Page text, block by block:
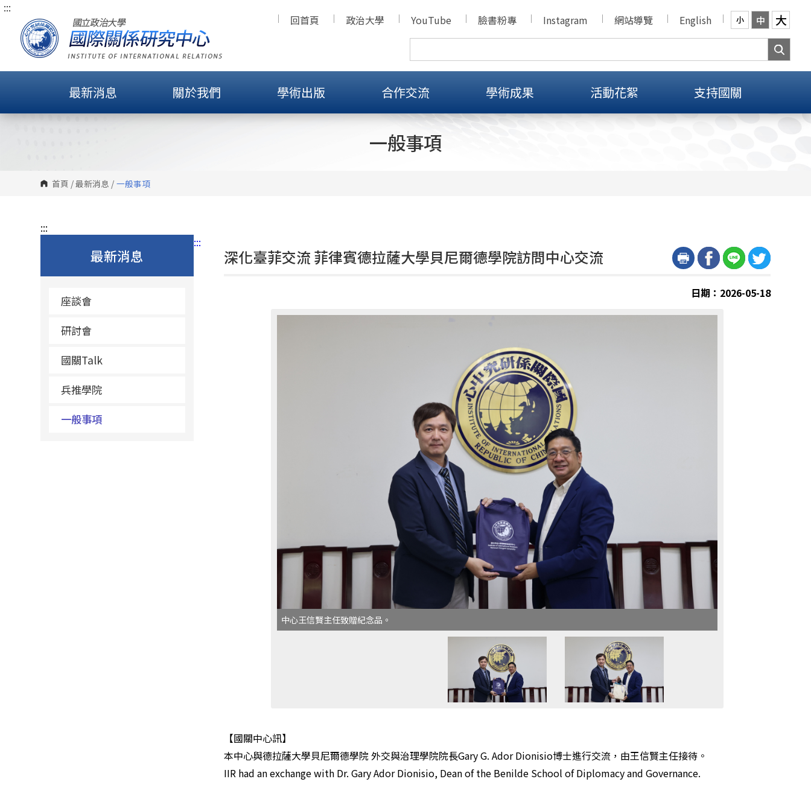
跳
內
塊
:::
回首頁
政治大學 YouTube 臉書粉專 Instagram 網站導覽 English 小 中 大
最新消息 關於我們 學術出版 合作交流 學術成果 活動花絮 支持國關
一般事項
首頁 /最新消息 / 一般事項
:::
最新消息
座談會
研討會
國關Talk
兵推學院
一般事項
:::
深化臺菲交流 菲律賓德拉薩大學貝尼爾德學院訪問中心交流
日期：2026-05-18
中心王信賢主任致贈紀念品。
【國關中心訊】
本中心與德拉薩大學貝尼爾德學院 外交與治理學院院長Gary G. Ador Dionisio博士進行交流，由王信賢主任接待。
IIR had an exchange with Dr. Gary Ador Dionisio, Dean of the Benilde School of Diplomacy and Governance.